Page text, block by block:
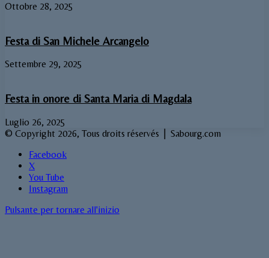
Ottobre 28, 2025
Festa di San Michele Arcangelo
Settembre 29, 2025
Festa in onore di Santa Maria di Magdala
Luglio 26, 2025
© Copyright 2026, Tous droits réservés | Sabourg.com
Facebook
X
You Tube
Instagram
Pulsante per tornare all'inizio